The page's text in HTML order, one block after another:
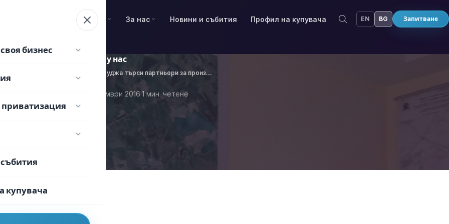
Търгове и приватизация За нас Новини и събития Профил на купувача EN BG Запитване
бизнес
приватизация
купувача
за производства у нас
Бизнес от Перуджа търси партньори за производства у нас
25 октомври 2016·1 мин. четене